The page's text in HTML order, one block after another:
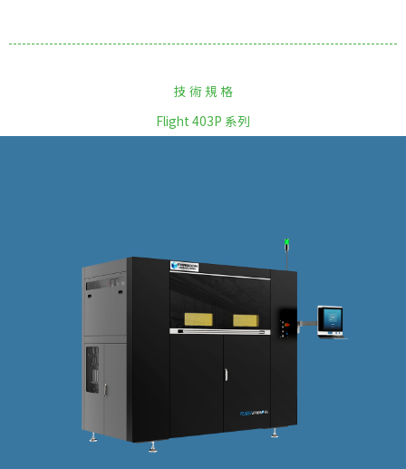
技 術 規 格
Flight 403P 系列